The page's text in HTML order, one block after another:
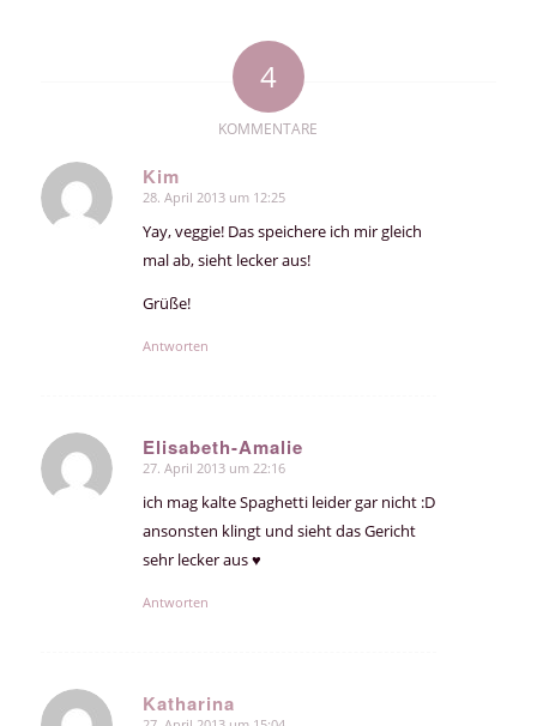
4
KOMMENTARE
Kim
sagte:
28. April 2013 um 12:25
Yay, veggie! Das speichere ich mir gleich
mal ab, sieht lecker aus!
Grüße!
Antworten
Elisabeth-Amalie
sagte:
27. April 2013 um 22:16
ich mag kalte Spaghetti leider gar nicht :D
ansonsten klingt und sieht das Gericht
sehr lecker aus ♥
Antworten
Katharina